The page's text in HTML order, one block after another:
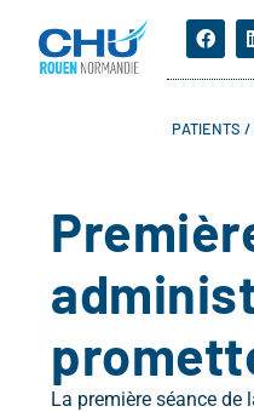
PATIENTS /
La première séance de